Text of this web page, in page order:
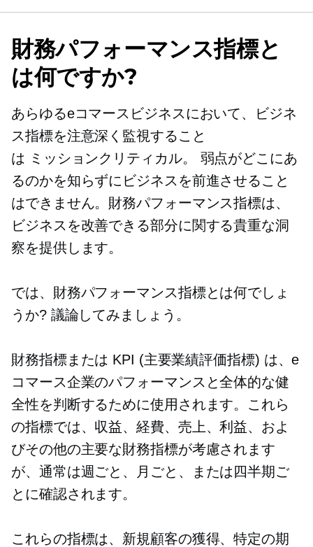
財務パフォーマンス指標と
は何ですか?
あらゆるeコマースビジネスにおいて、ビジネ
ス指標を注意深く監視すること
は ミッションクリティカル。
弱点がどこにあ
るのかを知らずにビジネスを前進させること
はできません。財務パフォーマンス指標は、
ビジネスを改善できる部分に関する貴重な洞
察を提供します。
では、財務パフォーマンス指標とは何でしょ
うか? 議論してみましょう。
財務指標または KPI (主要業績評価指標) は、e
コマース企業のパフォーマンスと全体的な健
全性を判断するために使用されます。これら
の指標では、収益、経費、売上、利益、およ
びその他の主要な財務指標が考慮されます
が、通常は週ごと、月ごと、または四半期ご
とに確認されます。
これらの指標は、新規顧客の獲得、特定の期